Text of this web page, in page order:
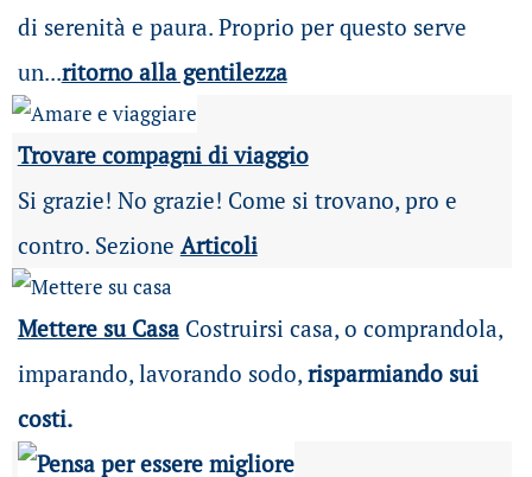
di serenità e paura. Proprio per questo serve
un...ritorno alla gentilezza
Trovare compagni di viaggio
Si grazie! No grazie! Come si trovano, pro e
contro. Sezione Articoli
Mettere su Casa Costruirsi casa, o comprandola,
imparando, lavorando sodo, risparmiando sui
costi.